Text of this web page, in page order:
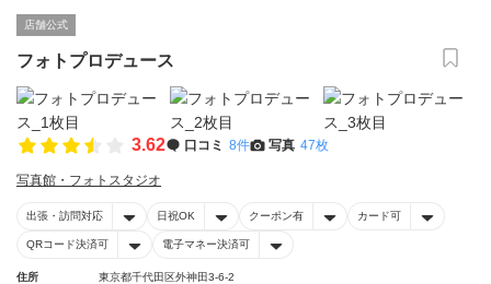
店舗公式
フォトプロデュース
3.62 口コミ 8件 写真 47枚
写真館・フォトスタジオ
出張・訪問対応 日祝OK クーポン有 カード可
QRコード決済可 電子マネー決済可
住所
東京都千代田区外神田3-6-2